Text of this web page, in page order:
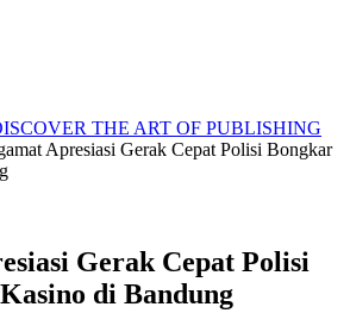
THE ART OF PUBLISHING
Apresiasi Gerak Cepat Polisi Bongkar
Gerak Cepat Polisi
di Bandung